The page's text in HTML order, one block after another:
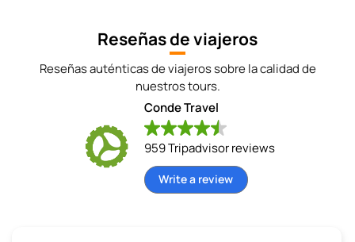
Reseñas de viajeros
Reseñas auténticas de viajeros sobre la calidad de
nuestros tours.
Conde Travel
959 Tripadvisor reviews
Write a review